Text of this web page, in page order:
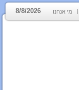
מי אנחנו 8/8/2026